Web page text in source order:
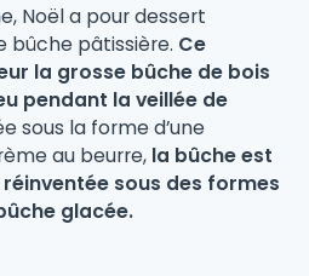
Noël a pour dessert
bûche pâtissière. Ce
la grosse bûche de bois
pendant la veillée de
sous la forme d’une
au beurre, la bûche est
sous des formes
glacée.